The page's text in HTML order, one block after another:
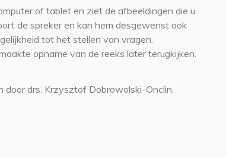
of tablet en ziet de afbeeldingen die u
de spreker en kan hem desgewenst ook
tot het stellen van vragen.
opname van de reeks later terugkijken.
door drs. Krzysztof Dobrowolski-Onclin.